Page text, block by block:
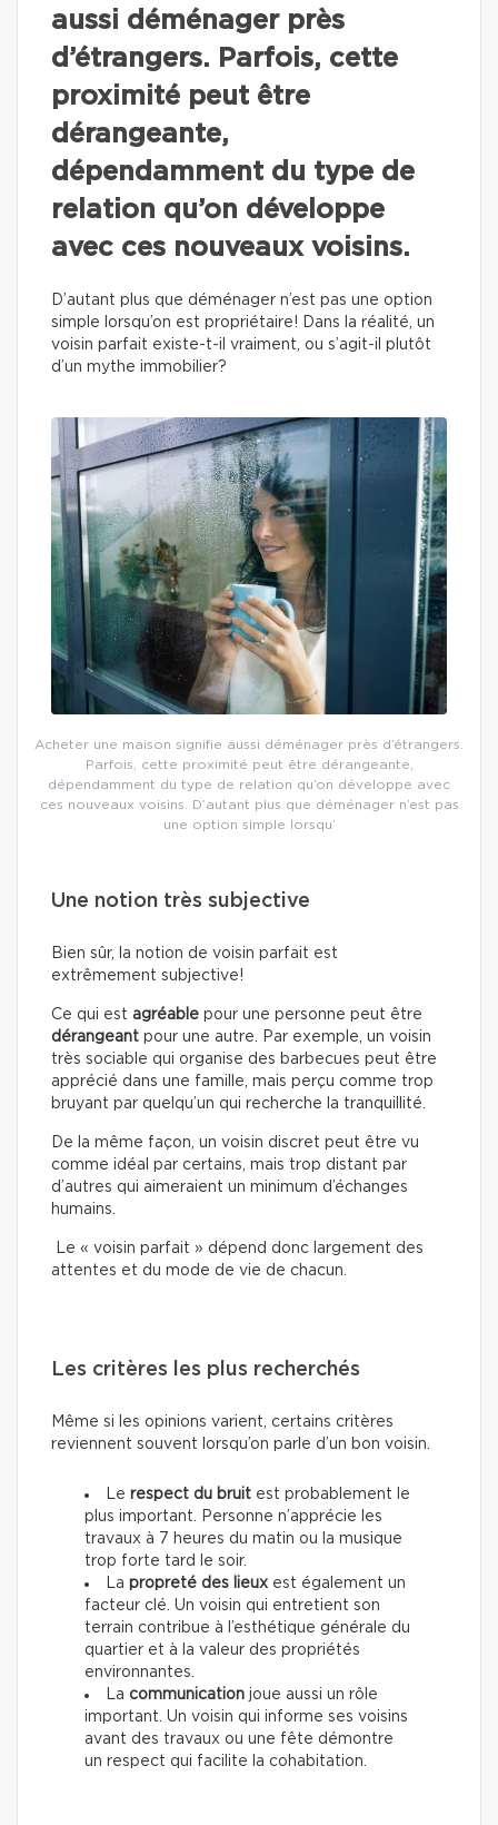
aussi déménager près
d’étrangers. Parfois, cette
proximité peut être
dérangeante,
dépendamment du type de
relation qu’on développe
avec ces nouveaux voisins.
D’autant plus que déménager n’est pas une option
simple lorsqu’on est propriétaire! Dans la réalité, un
voisin parfait existe-t-il vraiment, ou s’agit-il plutôt
d’un mythe immobilier?
Acheter une maison signifie aussi déménager près d’étrangers.
Parfois, cette proximité peut être dérangeante,
dépendamment du type de relation qu’on développe avec
ces nouveaux voisins. D’autant plus que déménager n’est pas
une option simple lorsqu’
Une notion très subjective
Bien sûr, la notion de voisin parfait est
extrêmement subjective!
Ce qui est agréable pour une personne peut être
dérangeant pour une autre. Par exemple, un voisin
très sociable qui organise des barbecues peut être
apprécié dans une famille, mais perçu comme trop
bruyant par quelqu’un qui recherche la tranquillité.
De la même façon, un voisin discret peut être vu
comme idéal par certains, mais trop distant par
d’autres qui aimeraient un minimum d’échanges
humains.
Le « voisin parfait » dépend donc largement des
attentes et du mode de vie de chacun.
Les critères les plus recherchés
Même si les opinions varient, certains critères
reviennent souvent lorsqu’on parle d’un bon voisin.
Le respect du bruit est probablement le
plus important. Personne n’apprécie les
travaux à 7 heures du matin ou la musique
trop forte tard le soir.
La propreté des lieux est également un
facteur clé. Un voisin qui entretient son
terrain contribue à l’esthétique générale du
quartier et à la valeur des propriétés
environnantes.
La communication joue aussi un rôle
important. Un voisin qui informe ses voisins
avant des travaux ou une fête démontre
un respect qui facilite la cohabitation.